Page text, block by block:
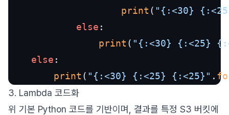
print ( "{:<30}
else :
print ( "{:<30} {:<25}
else :
print ( "{:<30} {:<25} {:<25}" .
3. Lambda 코드화
위 기본 Python 코드를 기반이며, 결과를 특정 S3 버킷에